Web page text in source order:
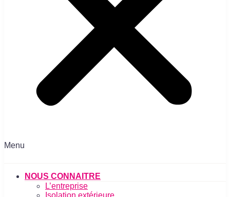
Menu
NOUS CONNAITRE
L’entreprise
Isolation extérieure